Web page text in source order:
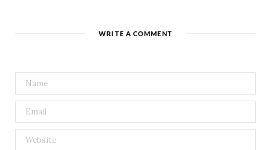
WRITE A COMMENT